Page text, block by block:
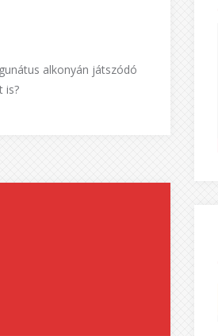
alkonyán játszódó
is?